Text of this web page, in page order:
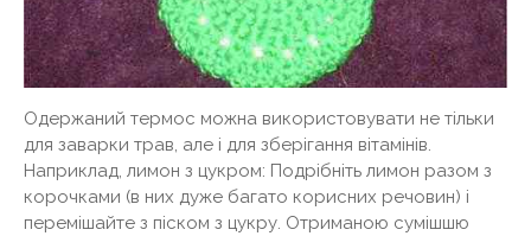
Одержаний термос можна використовувати не тільки
для заварки трав, але і для зберігання вітамінів.
Наприклад, лимон з цукром: Подрібніть лимон разом з
корочками (в них дуже багато корисних речовин) і
перемішайте з піском з цукру. Отриманою сумішшю